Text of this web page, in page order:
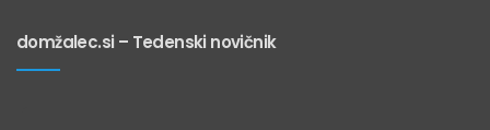
domžalec.si – Tedenski novičnik